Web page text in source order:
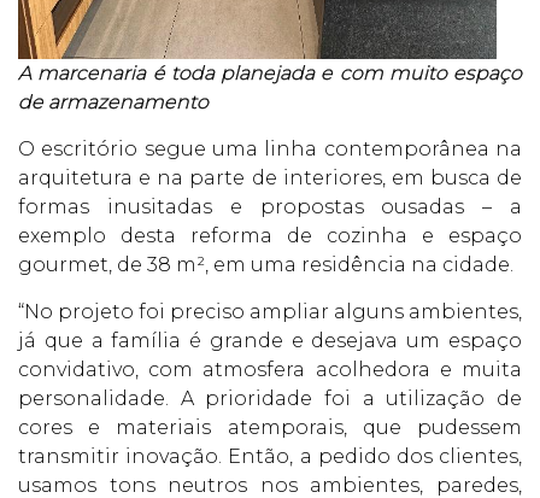
A marcenaria é toda planejada e com muito espaço
de armazenamento
O escritório segue uma linha contemporânea na
arquitetura e na parte de interiores, em busca de
formas inusitadas e propostas ousadas – a
exemplo desta reforma de cozinha e espaço
gourmet, de 38 m², em uma residência na cidade.
“No projeto foi preciso ampliar alguns ambientes,
já que a família é grande e desejava um espaço
convidativo, com atmosfera acolhedora e muita
personalidade. A prioridade foi a utilização de
cores e materiais atemporais, que pudessem
transmitir inovação. Então, a pedido dos clientes,
usamos tons neutros nos ambientes, paredes,